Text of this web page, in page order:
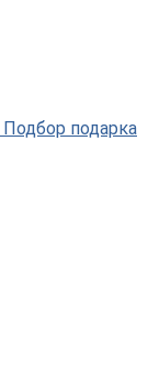
Подбор подарка